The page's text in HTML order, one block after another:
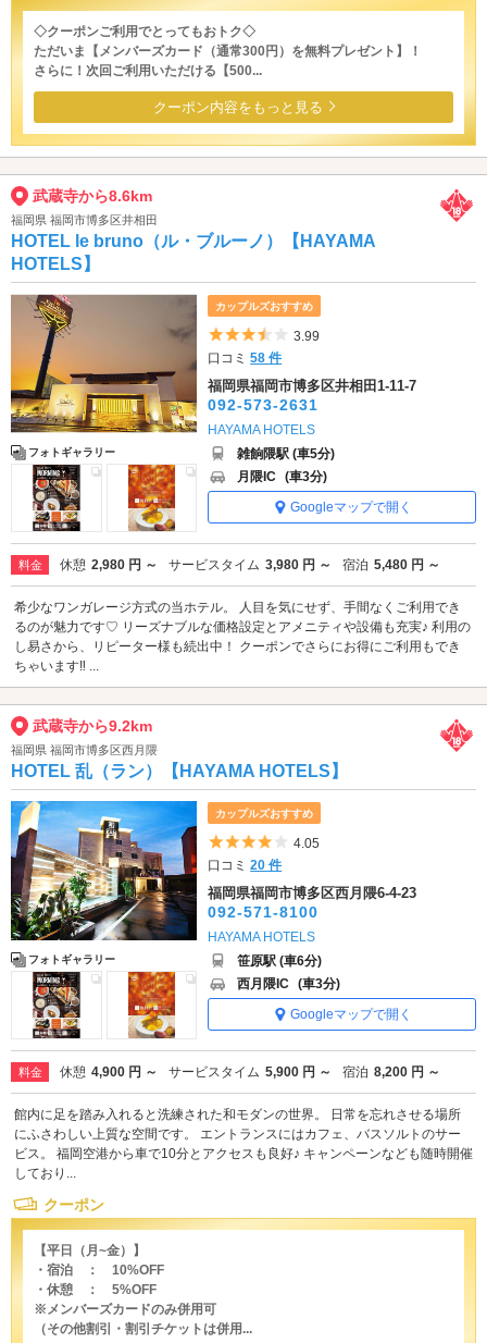
◇クーポンご利用でとってもおトク◇
ただいま【メンバーズカード（通常300円）を無料プレゼント】！
さらに！次回ご利用いただける【500...
クーポン内容をもっと見る
武蔵寺から8.6km
福岡県 福岡市博多区井相田
HOTEL le bruno（ル・ブルーノ）【HAYAMA
HOTELS】
フォトギャラリー
カップルズおすすめ
5つ星のうち3.5
3.99
口コミ58 件
福岡県福岡市博多区井相田1-11-7
092-573-2631
HAYAMA HOTELS
雑餉隈駅 (車5分)
月隈IC (車3分)
Googleマップで開く
料金 休憩 2,980 円 ～ サービスタイム 3,980 円 ～ 宿泊 5,480 円 ～
希少なワンガレージ方式の当ホテル。 人目を気にせず、手間なくご利用でき
るのが魅力です♡ リーズナブルな価格設定とアメニティや設備も充実♪ 利用の
し易さから、リピーター様も続出中！ クーポンでさらにお得にご利用もでき
ちゃいます‼ ...
武蔵寺から9.2km
福岡県 福岡市博多区西月隈
HOTEL 乱（ラン）【HAYAMA HOTELS】
フォトギャラリー
カップルズおすすめ
5つ星のうち4
4.05
口コミ20 件
福岡県福岡市博多区西月隈6-4-23
092-571-8100
HAYAMA HOTELS
笹原駅 (車6分)
西月隈IC (車3分)
Googleマップで開く
料金 休憩 4,900 円 ～ サービスタイム 5,900 円 ～ 宿泊 8,200 円 ～
館内に足を踏み入れると洗練された和モダンの世界。 日常を忘れさせる場所
にふさわしい上質な空間です。 エントランスにはカフェ、バスソルトのサー
ビス。 福岡空港から車で10分とアクセスも良好♪ キャンペーンなども随時開催
しており...
クーポン
【平日（月~金）】
・宿泊 ： 10%OFF
・休憩 ： 5%OFF
※メンバーズカードのみ併用可
（その他割引・割引チケットは併用...